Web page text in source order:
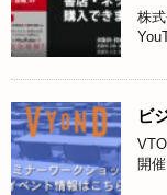
株
ビ
開